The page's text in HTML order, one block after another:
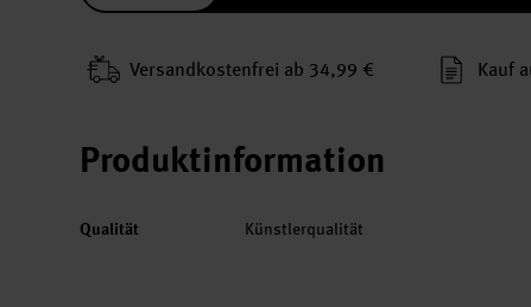
Versand­kosten­frei ab 34,99 € Kauf
Produktinformation
Qualität Künstlerqualität